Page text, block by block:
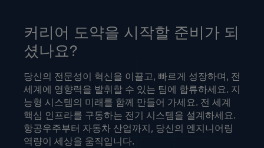
커리어 도약을 시작할 준비가 되
셨나요?
당신의 전문성이 혁신을 이끌고, 빠르게 성장하며, 전
세계에 영향력을 발휘할 수 있는 팀에 합류하세요. 지
능형 시스템의 미래를 함께 만들어 가세요. 전 세계
핵심 인프라를 구동하는 전기 시스템을 설계하세요.
항공우주부터 자동차 산업까지, 당신의 엔지니어링
역량이 세상을 움직입니다.